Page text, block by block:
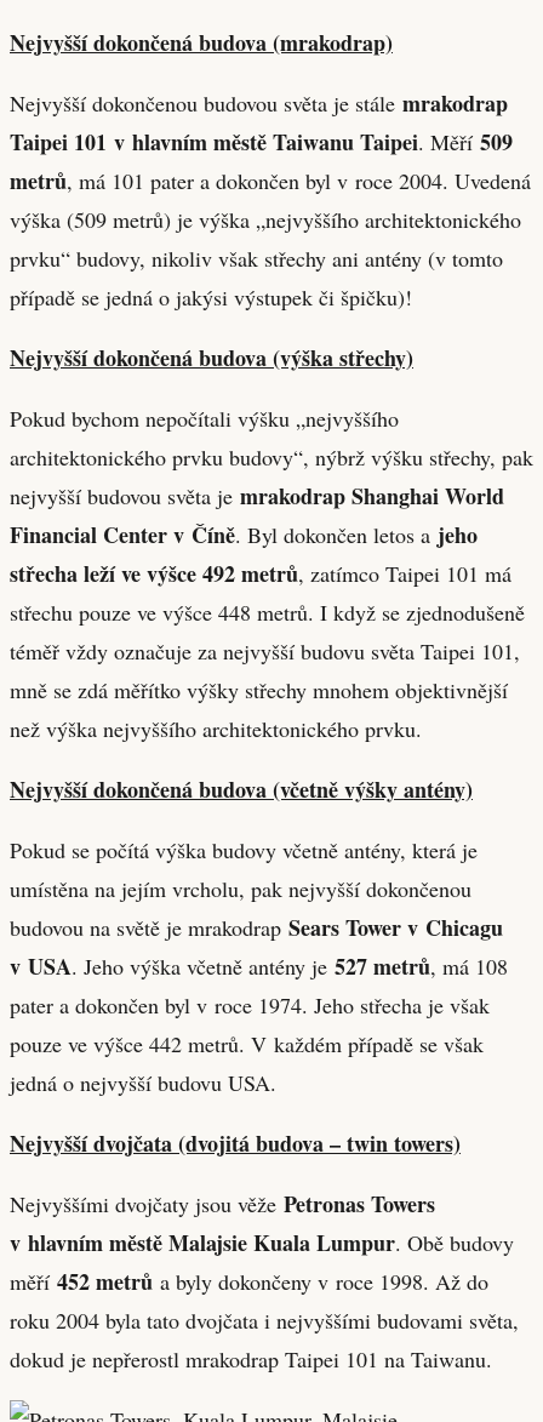
Nejvyšší dokončená budova (mrakodrap)
Nejvyšší dokončenou budovou světa je stále mrakodrap
Taipei 101 v hlavním městě Taiwanu Taipei. Měří 509
metrů, má 101 pater a dokončen byl v roce 2004. Uvedená
výška (509 metrů) je výška „nejvyššího architektonického
prvku“ budovy, nikoliv však střechy ani antény (v tomto
případě se jedná o jakýsi výstupek či špičku)!
Nejvyšší dokončená budova (výška střechy)
Pokud bychom nepočítali výšku „nejvyššího
architektonického prvku budovy“, nýbrž výšku střechy, pak
nejvyšší budovou světa je mrakodrap Shanghai World
Financial Center v Číně. Byl dokončen letos a jeho
střecha leží ve výšce 492 metrů, zatímco Taipei 101 má
střechu pouze ve výšce 448 metrů. I když se zjednodušeně
téměř vždy označuje za nejvyšší budovu světa Taipei 101,
mně se zdá měřítko výšky střechy mnohem objektivnější
než výška nejvyššího architektonického prvku.
Nejvyšší dokončená budova (včetně výšky antény)
Pokud se počítá výška budovy včetně antény, která je
umístěna na jejím vrcholu, pak nejvyšší dokončenou
budovou na světě je mrakodrap Sears Tower v Chicagu
v USA. Jeho výška včetně antény je 527 metrů, má 108
pater a dokončen byl v roce 1974. Jeho střecha je však
pouze ve výšce 442 metrů. V každém případě se však
jedná o nejvyšší budovu USA.
Nejvyšší dvojčata (dvojitá budova – twin towers)
Nejvyššími dvojčaty jsou věže Petronas Towers
v hlavním městě Malajsie Kuala Lumpur. Obě budovy
měří 452 metrů a byly dokončeny v roce 1998. Až do
roku 2004 byla tato dvojčata i nejvyššími budovami světa,
dokud je nepřerostl mrakodrap Taipei 101 na Taiwanu.